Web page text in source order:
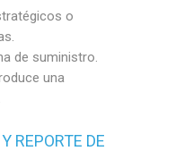
o
de suministro.
una
REPORTE DE